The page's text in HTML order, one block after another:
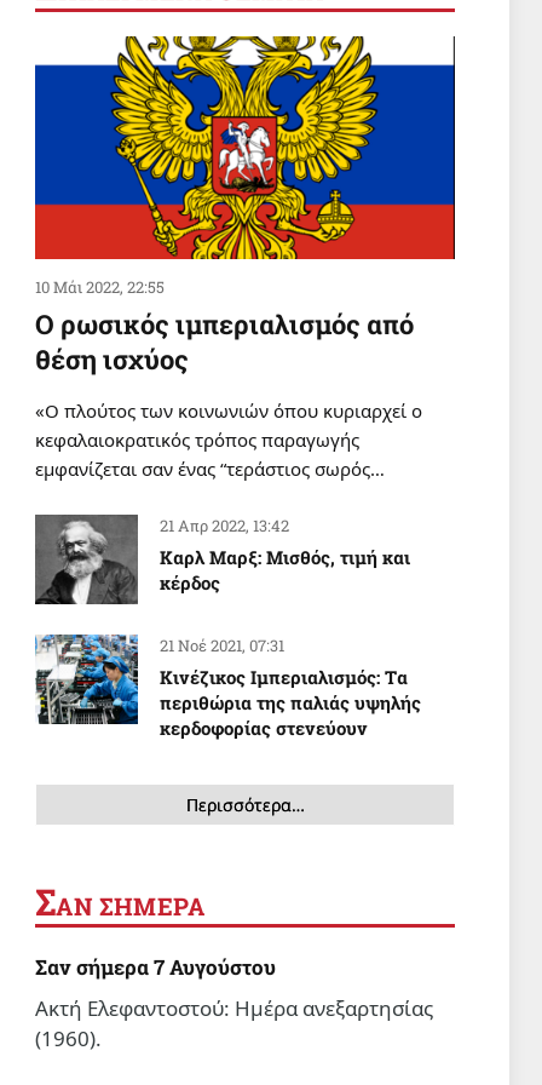
Σαν σήμερα 4 Αυγούστου
4 Αυγ 2026, 00:01
ΔΙΕΘΝΗ
Ζορίζονται από το μπλοκ της
Αντίστασης οι ξενόδουλοι αστοί
πολιτικοί της Βηρυτού
3 Αυγ 2026, 20:29
10 Μάι 2022, 22:55
Ο ρωσικός ιμπεριαλισμός από
θέση ισχύος
«Ο πλούτος των κοινωνιών όπου κυριαρχεί ο
κεφαλαιοκρατικός τρόπος παραγωγής
εμφανίζεται σαν ένας “τεράστιος σωρός…
21 Απρ 2022, 13:42
Καρλ Μαρξ: Μισθός, τιμή και
κέρδος
21 Νοέ 2021, 07:31
Κινέζικος Ιμπεριαλισμός: Tα
περιθώρια της παλιάς υψηλής
κερδοφορίας στενεύουν
Περισσότερα…
ΣΑΝ ΣΗΜΕΡΑ
Σαν σήμερα 7 Αυγούστου
Ακτή Ελεφαντοστού: Ημέρα ανεξαρτησίας
(1960).